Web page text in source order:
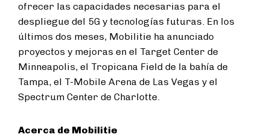
ofrecer las capacidades necesarias para el
despliegue del 5G y tecnologías futuras. En los
últimos dos meses, Mobilitie ha anunciado
proyectos y mejoras en el Target Center de
Minneapolis, el Tropicana Field de la bahía de
Tampa, el T-Mobile Arena de Las Vegas y el
Spectrum Center de Charlotte.
Acerca de Mobilitie